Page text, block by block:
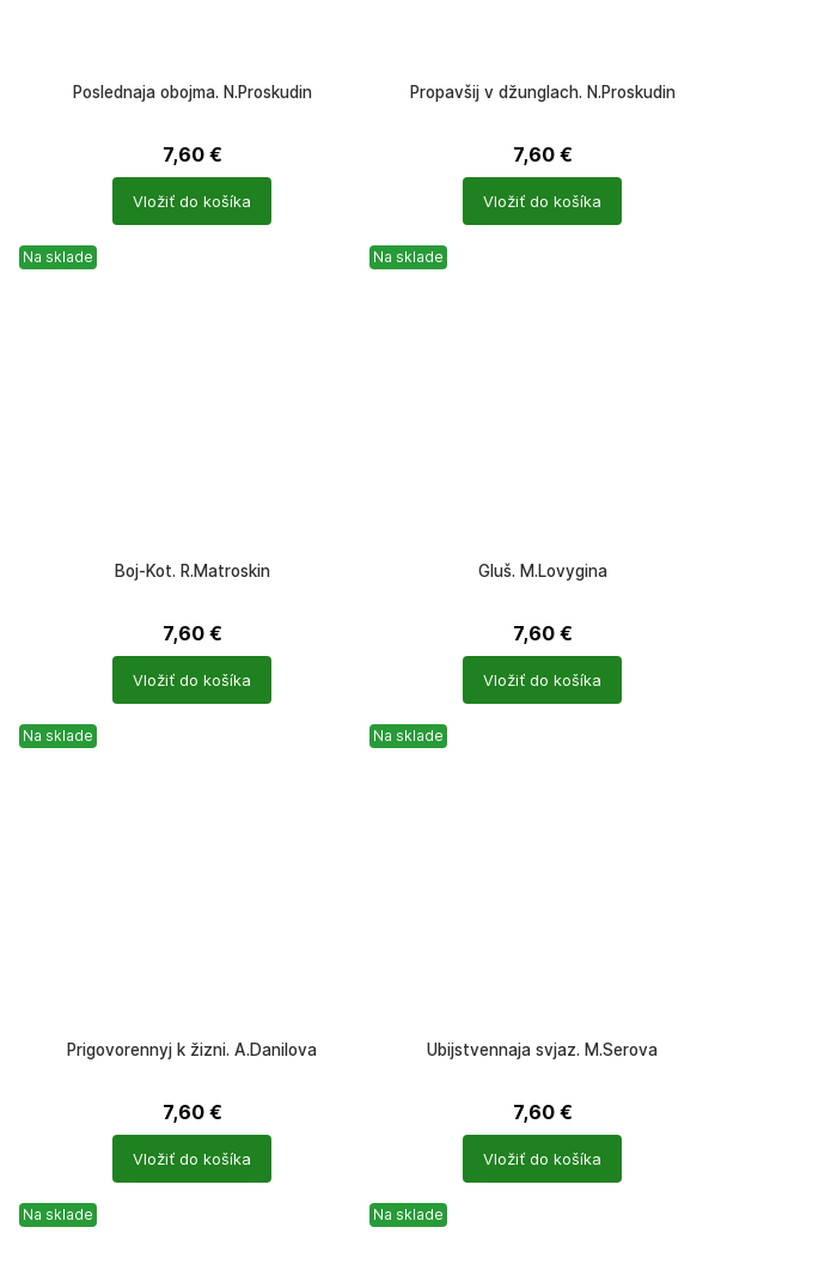
Poslednaja obojma. N.Proskudin
7,60 €
Vložiť do košíka
Propavšij v džunglach. N.Proskudin
7,60 €
Vložiť do košíka
Na sklade
Boj-Kot. R.Matroskin
7,60 €
Vložiť do košíka
Na sklade
Gluš. M.Lovygina
7,60 €
Vložiť do košíka
Na sklade
Prigovorennyj k žizni. A.Danilova
7,60 €
Vložiť do košíka
Na sklade
Ubijstvennaja svjaz. M.Serova
7,60 €
Vložiť do košíka
Na sklade Na sklade